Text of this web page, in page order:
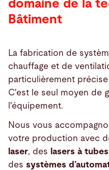
domaine de la
Bâtiment
La fabrication de
chauffage et de
particulièrement
C'est le seul moyen de
l'équipement.
Nous vous
votre production avec
laser, des lasers à tubes
des systèmes